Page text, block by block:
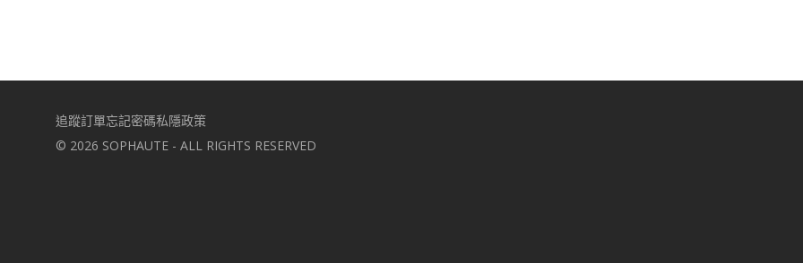
追蹤訂單忘記密碼私隱政策
© 2026 SOPHAUTE - ALL RIGHTS RESERVED